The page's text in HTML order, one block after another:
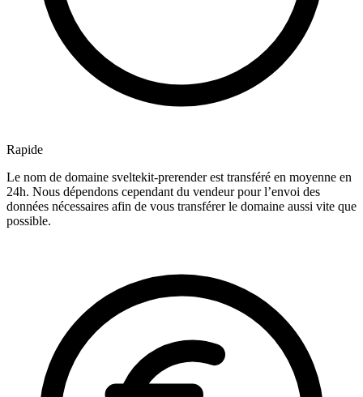
Rapide
Le nom de domaine sveltekit-prerender est transféré en moyenne en
24h. Nous dépendons cependant du vendeur pour l’envoi des
données nécessaires afin de vous transférer le domaine aussi vite que
possible.